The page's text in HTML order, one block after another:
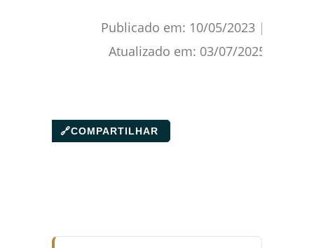
Publicado em: 10/05/2023 |
Atualizado em: 03/07/2025
🔗COMPARTILHAR